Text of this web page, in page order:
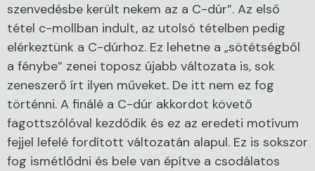
szenvedésbe került nekem az a C-dúr”. Az első
tétel c-mollban indult, az utolsó tételben pedig
elérkeztünk a C-dúrhoz. Ez lehetne a „sötétségből
a fénybe” zenei toposz újabb változata is, sok
zeneszerő írt ilyen műveket. De itt nem ez fog
történni. A finálé a C-dúr akkordot követő
fagottszólóval kezdődik és ez az eredeti motívum
fejjel lefelé fordított változatán alapul. Ez is sokszor
fog ismétlődni és bele van építve a csodálatos